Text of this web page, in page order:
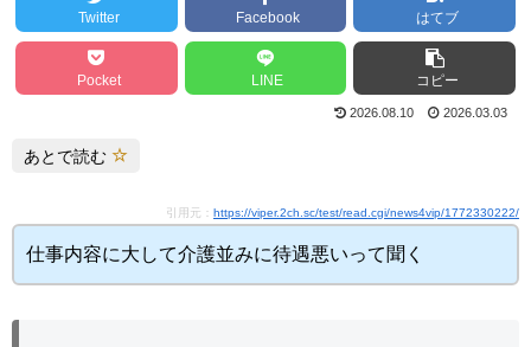
Twitter Facebook はてブ
Pocket LINE コピー
2026.08.10 2026.03.03
あとで読む
引用元： https://viper.2ch.sc/test/read.cgi/news4vip/1772330222/
仕事内容に大して介護並みに待遇悪いって聞く